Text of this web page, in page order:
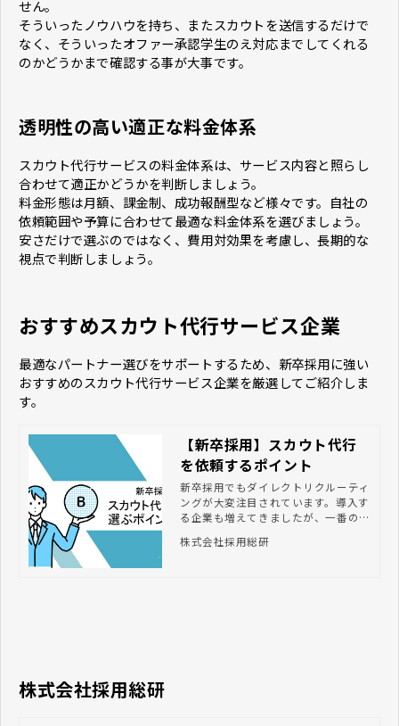
せん。
そういったノウハウを持ち、またスカウトを送信するだけで
なく、そういったオファー承認学生のえ対応までしてくれる
のかどうかまで確認する事が大事です。
透明性の高い適正な料金体系
スカウト代行サービスの料金体系は、サービス内容と照らし
合わせて適正かどうかを判断しましょう。
料金形態は月額、課金制、成功報酬型など様々です。自社の
依頼範囲や予算に合わせて最適な料金体系を選びましょう。
安さだけで選ぶのではなく、費用対効果を考慮し、長期的な
視点で判断しましょう。
おすすめスカウト代行サービス企業
最適なパートナー選びをサポートするため、新卒採用に強い
おすすめのスカウト代行サービス企業を厳選してご紹介しま
す。
【新卒採用】スカウト代行
を依頼するポイント
新卒採用でもダイレクトリクルーティ
ングが大変注目されています。導入す
る企業も増えてきましたが、一番の難
ウトをアウトソースする企業が急増し
株式会社採用総研
株式会社採用総研